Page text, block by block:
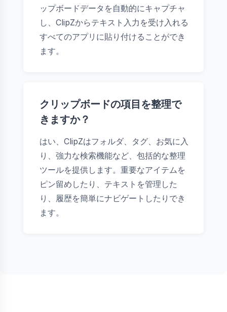
ップボードデータを自動的にキャプチャ
し、ClipZからテキスト入力を受け入れる
すべてのアプリに貼り付けることができ
ます。
クリップボードの項目を整理で
きますか？
はい、ClipZはフォルダ、タグ、お気に入
り、強力な検索機能など、包括的な整理
ツールを提供します。重要なアイテムを
ピン留めしたり、テキストを管理した
り、履歴を簡単にナビゲートしたりでき
ます。